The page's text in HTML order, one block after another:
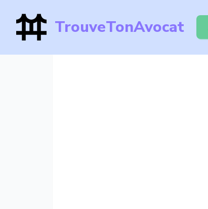
TrouveTonAvocat